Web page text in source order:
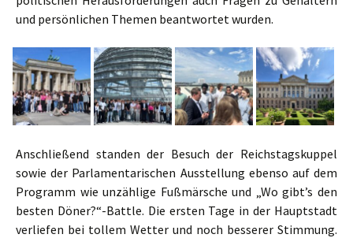
und persönlichen Themen beantwortet wurden.
Anschließend standen der Besuch der Reichstagskuppel
sowie der Parlamentarischen Ausstellung ebenso auf dem
Programm wie unzählige Fußmärsche und „Wo gibt’s den
besten Döner?“-Battle. Die ersten Tage in der Hauptstadt
verliefen bei tollem Wetter und noch besserer Stimmung.